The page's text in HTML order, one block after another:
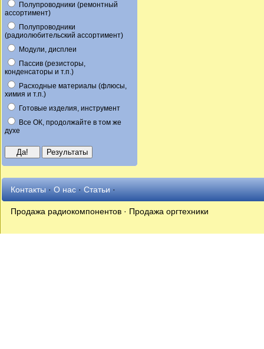
Полупроводники (ремонтный
ассортимент)
Полупроводники
(радиолюбительский ассортимент)
Модули, дисплеи
Пассив (резисторы,
конденсаторы и т.п.)
Расходные материалы (флюсы,
химия и т.п.)
Готовые изделия, инструмент
Все ОК, продолжайте в том же
духе
Контакты·О нас·Статьи·
Продажа радиокомпонентов · Продажа оргтехники